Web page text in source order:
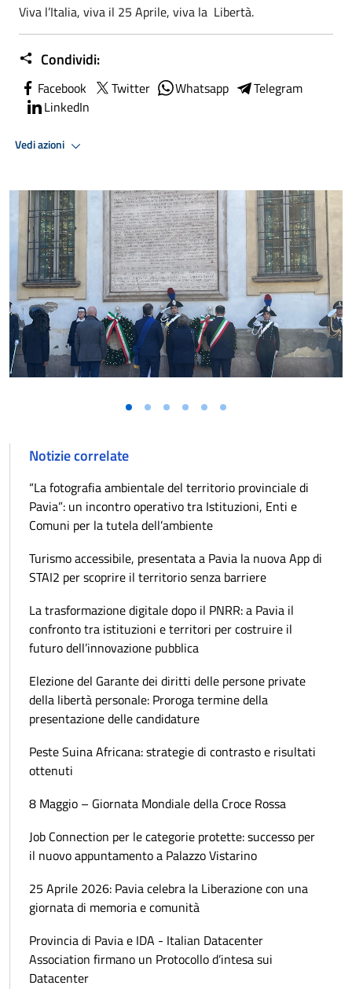
Viva l’Italia, viva il 25 Aprile, viva la Libertà.
Condividi:
Facebook Twitter Whatsapp
Telegram
LinkedIn
Vedi azioni
Notizie correlate
“La fotografia ambientale del territorio provinciale di
Pavia”: un incontro operativo tra Istituzioni, Enti e
Comuni per la tutela dell’ambiente
Turismo accessibile, presentata a Pavia la nuova App di
STAI2 per scoprire il territorio senza barriere
La trasformazione digitale dopo il PNRR: a Pavia il
confronto tra istituzioni e territori per costruire il
futuro dell’innovazione pubblica
Elezione del Garante dei diritti delle persone private
della libertà personale: Proroga termine della
presentazione delle candidature
Peste Suina Africana: strategie di contrasto e risultati
ottenuti
8 Maggio – Giornata Mondiale della Croce Rossa
Job Connection per le categorie protette: successo per
il nuovo appuntamento a Palazzo Vistarino
25 Aprile 2026: Pavia celebra la Liberazione con una
giornata di memoria e comunità
Provincia di Pavia e IDA - Italian Datacenter
Association firmano un Protocollo d’intesa sui
Datacenter